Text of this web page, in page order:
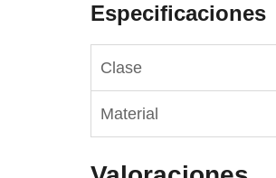
Especificaciones
Clase
Material